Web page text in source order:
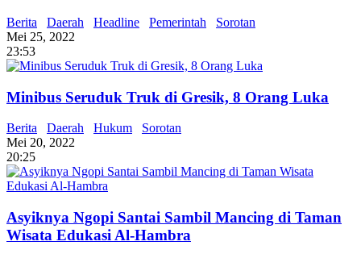
Berita Daerah Headline Pemerintah
Sorotan
Mei 25, 2022
23:53
Minibus Seruduk Truk di Gresik, 8 Orang Luka
Berita Daerah Hukum
Sorotan
Mei 20, 2022
20:25
Asyiknya Ngopi Santai Sambil Mancing di Taman
Wisata Edukasi Al-Hambra